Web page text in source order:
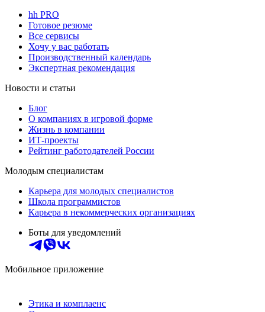
hh PRO
Готовое резюме
Все сервисы
Хочу у вас работать
Производственный календарь
Экспертная рекомендация
Новости и статьи
Блог
О компаниях в игровой форме
Жизнь в компании
ИТ-проекты
Рейтинг работодателей России
Молодым специалистам
Карьера для молодых специалистов
Школа программистов
Карьера в некоммерческих организациях
Боты для уведомлений
Мобильное приложение
Этика и комплаенс